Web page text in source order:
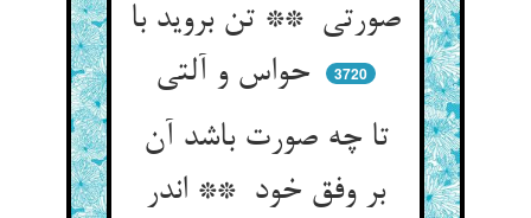
صورتی ** تن بروید با
3720
تا چه صورت باشد آن
بر وفق خود ** اندر